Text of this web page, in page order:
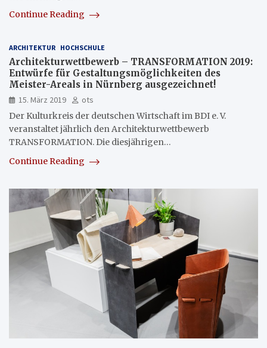
Continue Reading
ARCHITEKTUR HOCHSCHULE
Architekturwettbewerb – TRANSFORMATION 2019:
Entwürfe für Gestaltungsmöglichkeiten des
Meister-Areals in Nürnberg ausgezeichnet!
15. März 2019
ots
Der Kulturkreis der deutschen Wirtschaft im BDI e. V.
veranstaltet jährlich den Architekturwettbewerb
TRANSFORMATION. Die diesjährigen…
Continue Reading